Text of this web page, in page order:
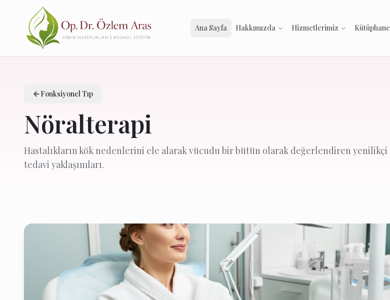
Ana Sayfa Hakkımızda Hizmetlerimiz Kütüphane
Fonksiyonel Tıp
Nöralterapi
Hastalıkların kök nedenlerini ele alarak vücudu bir bütün olarak değerlendiren yenilikçi
tedavi yaklaşımları.